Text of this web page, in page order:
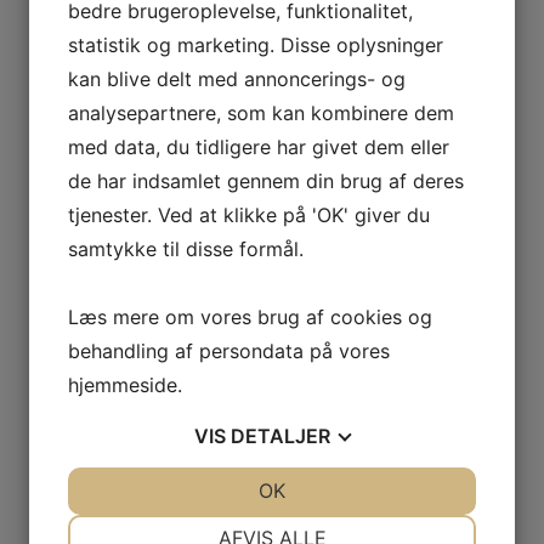
U10: Tirsdag og Torsdag kl. 16.30 - 18.00
U12: Mandag 17-18.30, Tirsdag 17.30 - 19.00. Fredag kl.
17.00 - 18.00
Ungdomshold:
U13/U14: Tirsdag og Torsdag kl. 17.15 - 18.45. Træner i
Fraugde tirsdag.
U15: Mandag og Onsdag kl. 17.00 - 18.30
Fraugde tirsdag.
Masters: Søndag kl. 10.30 - 12.00
/redigeret 16.04.26
Bliv medlem
bedre brugeroplevelse, funktionalitet,
statistik og marketing. Disse oplysninger
kan blive delt med annoncerings- og
analysepartnere, som kan kombinere dem
med data, du tidligere har givet dem eller
de har indsamlet gennem din brug af deres
tjenester. Ved at klikke på 'OK' giver du
samtykke til disse formål.
Læs mere om vores brug af cookies og
behandling af persondata på vores
hjemmeside.
VIS DETALJER
AFVIS ALLE
OK